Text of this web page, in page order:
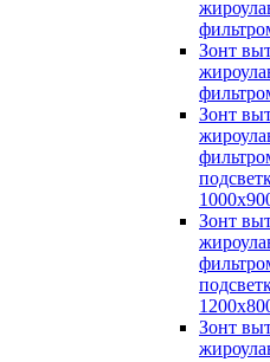
Зонт
Зонт
Зонт
Зонт